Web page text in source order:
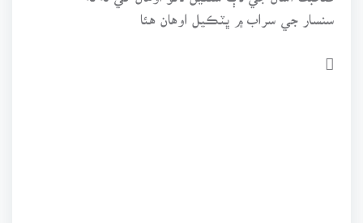
سنسار جي سراب ۾ ڀٽڪيل اوهان هئا
